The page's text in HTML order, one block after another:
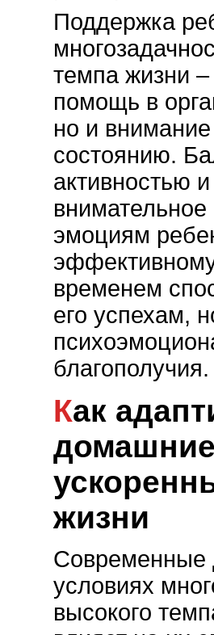
Поддержка
темпа жизни –
помощь в
но и
состоянию.
активностью
эмоциям
временем
его успехам,
благополучия.
Как адаптировать
жизни
Современные
условиях
высокого